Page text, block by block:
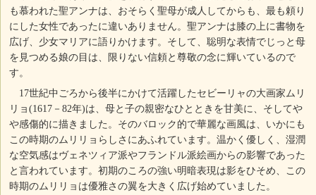
も慕われた聖アンナは、おそらく聖母が成人してからも、最も頼り
にした女性であったに違いありません。聖アンナは膝の上に書物を
広げ、少女マリアに語りかけます。そして、聡明な表情でじっと母
を見つめる娘の目は、限りない信頼と尊敬の念に輝いているので
す。
17世紀中ごろから後半にかけて活躍したセビーリャの大画家ムリ
リョ(1617－82年)は、母と子の親密なひとときを甘美に、そしてや
や感傷的に描きました。そのバロック的で華麗な画風は、いかにも
この時期のムリリョらしさにあふれています。温かく優しく、湿潤
な空気感はヴェネツィア派やフランドル派絵画からの影響であった
と言われています。初期のころの強い明暗表現は影をひそめ、この
時期のムリリョは優雅さの翼を大きく広げ始めていました。